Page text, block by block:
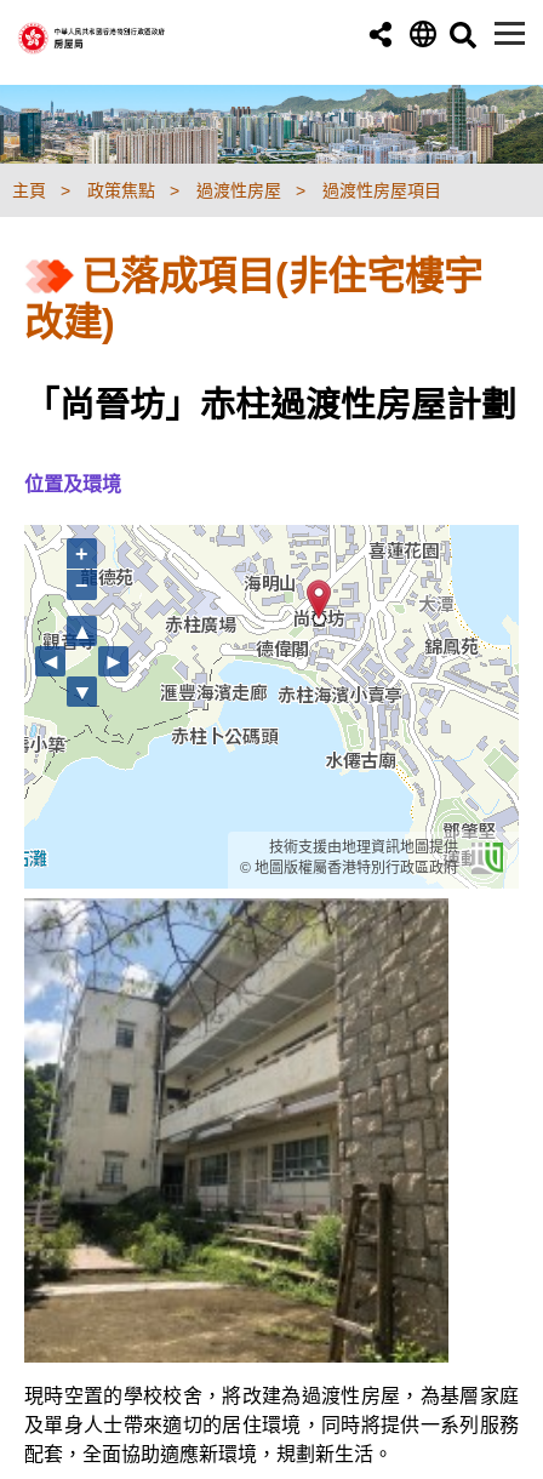
主頁 政策焦點 過渡性房屋 過渡性房屋項目
已落成項目(非住宅樓宇
改建)
「尚晉坊」赤柱過渡性房屋計劃
位置及環境
技術支援由地理資訊地圖提供
© 地圖版權屬香港特別行政區政府
+
−
▲
◄
►
▼
現時空置的學校校舍，將改建為過渡性房屋，為基層家庭
及單身人士帶來適切的居住環境，同時將提供一系列服務
配套，全面協助適應新環境，規劃新生活。